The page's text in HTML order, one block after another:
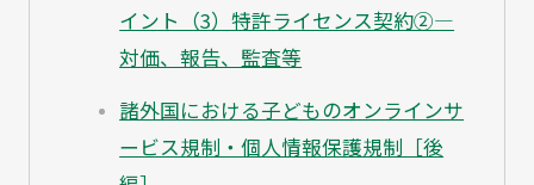
イント（3）特許ライセンス契約②—
対価、報告、監査等
諸外国における子どものオンラインサ
ービス規制・個人情報保護規制［後